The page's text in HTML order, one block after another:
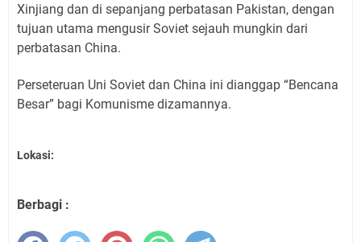
Xinjiang dan di sepanjang perbatasan Pakistan, dengan
tujuan utama mengusir Soviet sejauh mungkin dari
perbatasan China.
Perseteruan Uni Soviet dan China ini dianggap “Bencana
Besar” bagi Komunisme dizamannya.
Lokasi:
Berbagi :